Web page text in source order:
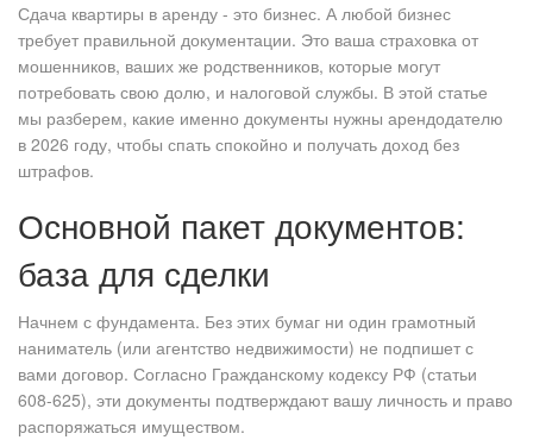
Сдача квартиры в аренду - это бизнес. А любой бизнес
требует правильной документации. Это ваша страховка от
мошенников, ваших же родственников, которые могут
потребовать свою долю, и налоговой службы. В этой статье
мы разберем, какие именно документы нужны арендодателю
в 2026 году, чтобы спать спокойно и получать доход без
штрафов.
Основной пакет документов:
база для сделки
Начнем с фундамента. Без этих бумаг ни один грамотный
наниматель (или агентство недвижимости) не подпишет с
вами договор. Согласно Гражданскому кодексу РФ (статьи
608-625), эти документы подтверждают вашу личность и право
распоряжаться имуществом.